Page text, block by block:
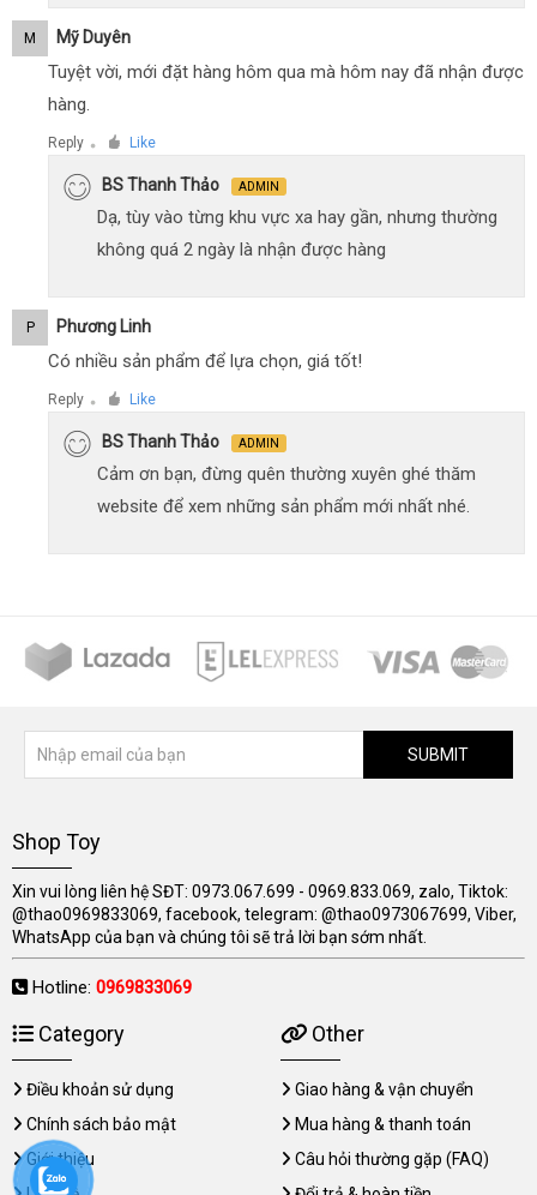
M Mỹ Duyên
Tuyệt vời, mới đặt hàng hôm qua mà hôm nay đã nhận được
hàng.
Reply ● Like
BS Thanh Thảo ADMIN
Dạ, tùy vào từng khu vực xa hay gần, nhưng thường
không quá 2 ngày là nhận được hàng
P Phương Linh
Có nhiều sản phẩm để lựa chọn, giá tốt!
Reply ● Like
BS Thanh Thảo ADMIN
Cảm ơn bạn, đừng quên thường xuyên ghé thăm
website để xem những sản phẩm mới nhất nhé.
SUBMIT
Shop Toy
Xin vui lòng liên hệ SĐT: 0973.067.699 - 0969.833.069, zalo, Tiktok:
@thao0969833069, facebook, telegram: @thao0973067699, Viber,
WhatsApp của bạn và chúng tôi sẽ trả lời bạn sớm nhất.
Hotline: 0969833069
Category
Điều khoản sử dụng
Chính sách bảo mật
Giới thiệu
Other
Giao hàng & vận chuyển
Mua hàng & thanh toán
Câu hỏi thường gặp (FAQ)